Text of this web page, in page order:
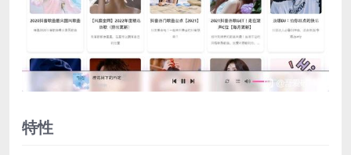
特性